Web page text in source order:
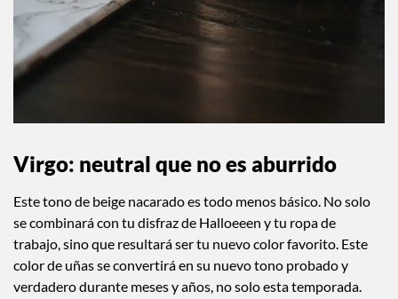
Virgo: neutral que no es aburrido
Este tono de beige nacarado es todo menos básico. No solo
se combinará con tu disfraz de Halloeeen y tu ropa de
trabajo, sino que resultará ser tu nuevo color favorito. Este
color de uñas se convertirá en su nuevo tono probado y
verdadero durante meses y años, no solo esta temporada.